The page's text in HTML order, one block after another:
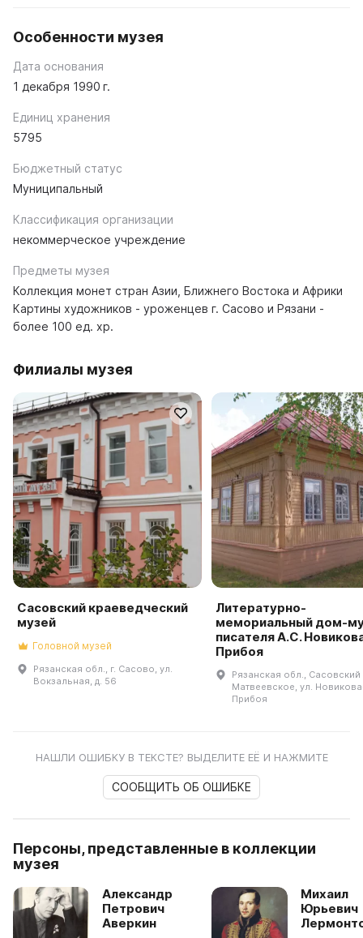
Особенности музея
Дата основания
1 декабря 1990 г.
Единиц хранения
5795
Бюджетный статус
Муниципальный
Классификация организации
некоммерческое учреждение
Предметы музея
Коллекция монет стран Азии, Ближнего Востока и Африки
Картины художников - уроженцев г. Сасово и Рязани -
более 100 ед. хр.
Филиалы музея
Сасовский краеведческий
музей
Головной музей
Рязанская обл., г. Сасово, ул.
Вокзальная, д. 56
Литературно-
мемориальный дом-
писателя А.С.
Прибоя
Рязанская обл., Сасовский
Матвеевское, ул.
Прибоя
НАШЛИ ОШИБКУ В ТЕКСТЕ? ВЫДЕЛИТЕ ЕЁ И НАЖМИТЕ
СООБЩИТЬ ОБ ОШИБКЕ
Персоны, представленные в коллекции
музея
Александр
Петрович
Аверкин
Михаил
Юрьевич